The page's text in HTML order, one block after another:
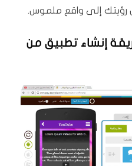
إنشاء تطبيق من